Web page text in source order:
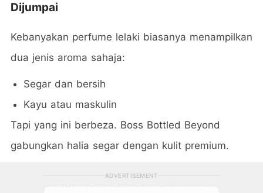
Dijumpai
Kebanyakan perfume lelaki biasanya menampilkan
dua jenis aroma sahaja:
Segar dan bersih
Kayu atau maskulin
Tapi yang ini berbeza. Boss Bottled Beyond
gabungkan halia segar dengan kulit premium.
ADVERTISEMENT